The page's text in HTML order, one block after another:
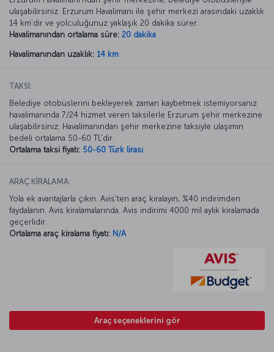
ulaşabilirsiniz. Erzurum Havalimanı ile şehir merkezi arasındaki uzaklık
14 km’dir ve yolculuğunuz yaklaşık 20 dakika sürer.
Havalimanından ortalama süre: 20 dakika
Havalimanından uzaklık: 14 km
TAKSİ:
Belediye otobüslerini bekleyerek zaman kaybetmek istemiyorsanız
havalimanında 7/24 hizmet veren taksilerle Erzurum şehir merkezine
ulaşabilirsiniz. Havalimanından şehir merkezine taksiyle ulaşımın
bedeli ortalama 50-60 TL’dir.
Ortalama taksi fiyatı: 50-60 Türk lirası
ARAÇ KİRALAMA:
Yola ek avantajlarla çıkın. Avis’ten araç kiralayın, %40 indirimden
faydalanın. Avis kiralamalarında. Avis indirimi 4000 mil aylık kiralamada
geçerlidir.
Ortalama araç kiralama fiyatı: N/A
Araç seçeneklerini gör